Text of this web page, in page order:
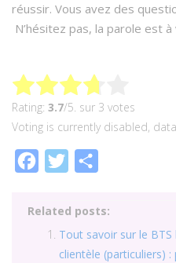
réussir. Vous avez des
N’hésitez pas, la parole est à
Rating: 3.7/5. sur 3 votes
Voting is currently disabled,
Facebook
Twitter
Related posts:
Tout savoir sur le
clientèle (particuliers)